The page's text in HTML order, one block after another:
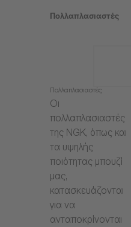
Πολλαπλασιαστές
Πολλαπλασιαστές
Οι
πολλαπλασιαστές
της NGK, όπως και
τα υψηλής
ποιότητας μπουζί
μας,
κατασκευάζονται
για να
ανταποκρίνονται